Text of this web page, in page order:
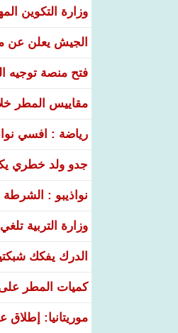
وزارة التكوين
الجيش يعلن عن
فتح منصة توجيه
مقاييس المطر خلال 24 ساعة الماضية على
رياضة : افسي
جدو ولد خطري
نواذيبو :
وزارة التربية
الدرك يفكك
كميات المطر
موريتانيا: